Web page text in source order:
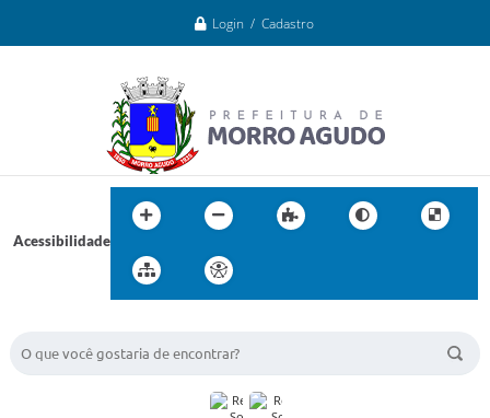
Login / Cadastro
Acessibilidade